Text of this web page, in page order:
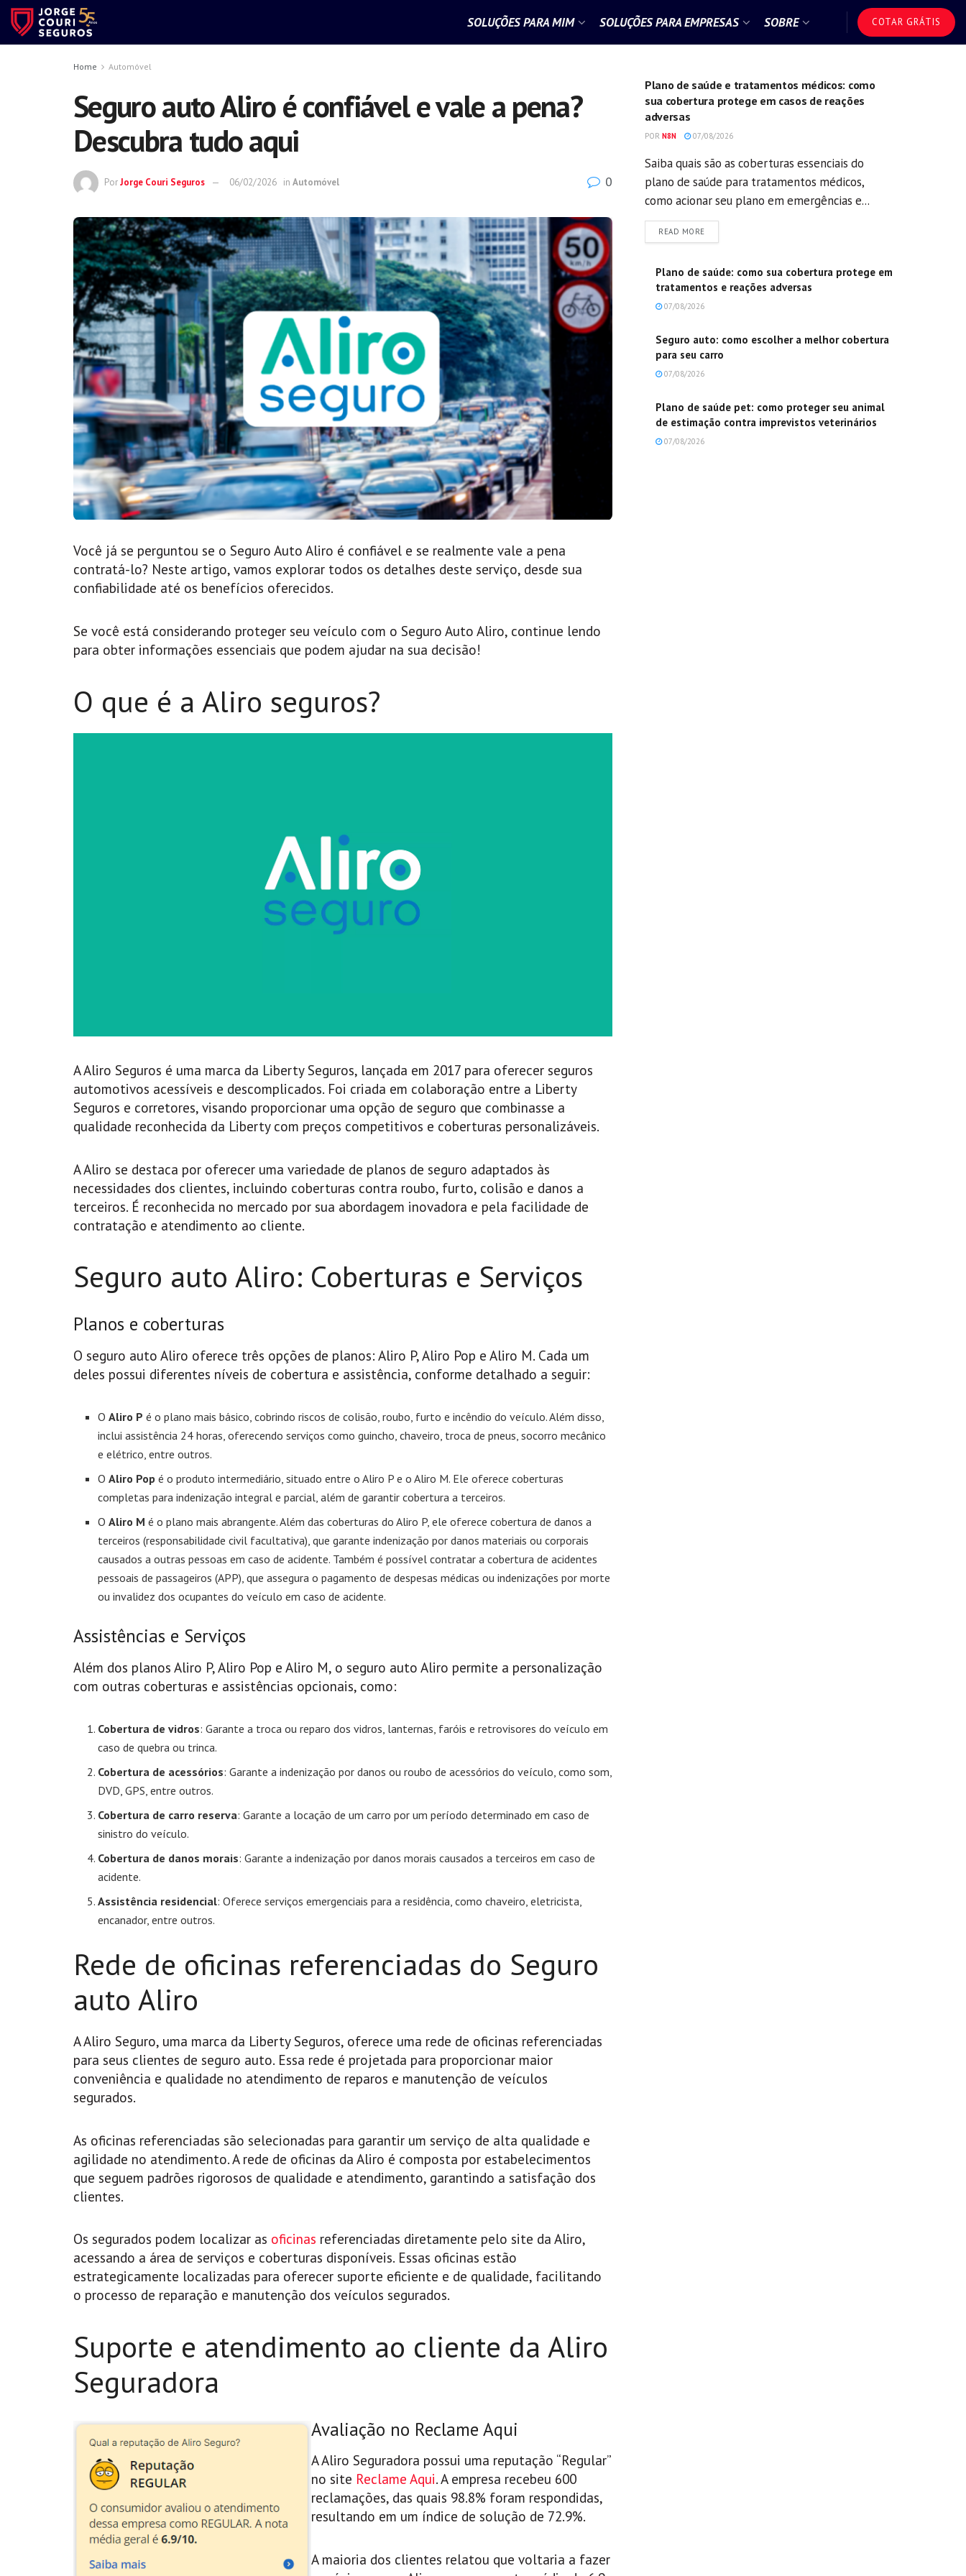
SOLUÇÕES PARA MIM SOLUÇÕES PARA EMPRESAS SOBRE COTAR GRÁTIS
Home Automóvel
Seguro auto Aliro é confiável e vale a pena?
Descubra tudo aqui
PorJorge Couri Seguros 06/02/2026 in Automóvel 0
Você já se perguntou se o Seguro Auto Aliro é confiável e se realmente vale a pena
contratá-lo? Neste artigo, vamos explorar todos os detalhes deste serviço, desde sua
confiabilidade até os benefícios oferecidos.
Se você está considerando proteger seu veículo com o Seguro Auto Aliro, continue lendo
para obter informações essenciais que podem ajudar na sua decisão!
O que é a Aliro seguros?
A Aliro Seguros é uma marca da Liberty Seguros, lançada em 2017 para oferecer seguros
automotivos acessíveis e descomplicados. Foi criada em colaboração entre a Liberty
Seguros e corretores, visando proporcionar uma opção de seguro que combinasse a
qualidade reconhecida da Liberty com preços competitivos e coberturas personalizáveis.
A Aliro se destaca por oferecer uma variedade de planos de seguro adaptados às
necessidades dos clientes, incluindo coberturas contra roubo, furto, colisão e danos a
terceiros. É reconhecida no mercado por sua abordagem inovadora e pela facilidade de
contratação e atendimento ao cliente.
Seguro auto Aliro: Coberturas e Serviços
Planos e coberturas
O seguro auto Aliro oferece três opções de planos: Aliro P, Aliro Pop e Aliro M. Cada um
deles possui diferentes níveis de cobertura e assistência, conforme detalhado a seguir:
OAliro P é o plano mais básico, cobrindo riscos de colisão, roubo, furto e incêndio do veículo. Além disso,
inclui assistência 24 horas, oferecendo serviços como guincho, chaveiro, troca de pneus, socorro mecânico
e elétrico, entre outros.
OAliro Pop é o produto intermediário, situado entre o Aliro P e o Aliro M. Ele oferece coberturas
completas para indenização integral e parcial, além de garantir cobertura a terceiros.
OAliro M é o plano mais abrangente. Além das coberturas do Aliro P, ele oferece cobertura de danos a
terceiros (responsabilidade civil facultativa), que garante indenização por danos materiais ou corporais
causados a outras pessoas em caso de acidente. Também é possível contratar a cobertura de acidentes
pessoais de passageiros (APP), que assegura o pagamento de despesas médicas ou indenizações por morte
ou invalidez dos ocupantes do veículo em caso de acidente.
Assistências e Serviços
Além dos planos Aliro P, Aliro Pop e Aliro M, o seguro auto Aliro permite a personalização
com outras coberturas e assistências opcionais, como:
Cobertura de vidros: Garante a troca ou reparo dos vidros, lanternas, faróis e retrovisores do veículo em
caso de quebra ou trinca.
Cobertura de acessórios: Garante a indenização por danos ou roubo de acessórios do veículo, como som,
DVD, GPS, entre outros.
Cobertura de carro reserva: Garante a locação de um carro por um período determinado em caso de
sinistro do veículo.
Cobertura de danos morais: Garante a indenização por danos morais causados a terceiros em caso de
acidente.
Assistência residencial: Oferece serviços emergenciais para a residência, como chaveiro, eletricista,
encanador, entre outros.
Rede de oficinas referenciadas do Seguro
auto Aliro
A Aliro Seguro, uma marca da Liberty Seguros, oferece uma rede de oficinas referenciadas
para seus clientes de seguro auto. Essa rede é projetada para proporcionar maior
conveniência e qualidade no atendimento de reparos e manutenção de veículos
segurados.
As oficinas referenciadas são selecionadas para garantir um serviço de alta qualidade e
agilidade no atendimento. A rede de oficinas da Aliro é composta por estabelecimentos
que seguem padrões rigorosos de qualidade e atendimento, garantindo a satisfação dos
clientes.
Os segurados podem localizar as oficinas referenciadas diretamente pelo site da Aliro,
acessando a área de serviços e coberturas disponíveis. Essas oficinas estão
estrategicamente localizadas para oferecer suporte eficiente e de qualidade, facilitando
o processo de reparação e manutenção dos veículos segurados.
Suporte e atendimento ao cliente da Aliro
Seguradora
Avaliação no Reclame Aqui
A Aliro Seguradora possui uma reputação “Regular”
no site Reclame Aqui. A empresa recebeu 600
reclamações, das quais 98.8% foram respondidas,
resultando em um índice de solução de 72.9%.
A maioria dos clientes relatou que voltaria a fazer
Plano de saúde e tratamentos médicos: como
sua cobertura protege em casos de reações
adversas
POR N8N 07/08/2026
Saiba quais são as coberturas essenciais do
plano de saúde para tratamentos médicos,
como acionar seu plano em emergências e...
READ MOREDETAILS
Plano de saúde: como sua cobertura protege em
tratamentos e reações adversas
07/08/2026
Seguro auto: como escolher a melhor cobertura
para seu carro
07/08/2026
Plano de saúde pet: como proteger seu animal
de estimação contra imprevistos veterinários
07/08/2026